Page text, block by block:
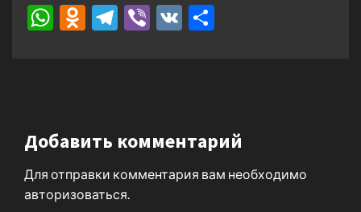
WhatsApp
Odnoklassniki
Telegram
Viber
VK
Добавить комментарий
Для отправки комментария вам необходимо
авторизоваться